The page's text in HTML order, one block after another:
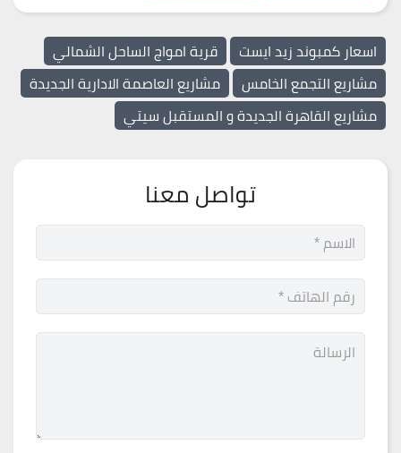
اسعار كمبوند زيد ايست
قرية امواج الساحل الشمالي
مشاريع التجمع الخامس
مشاريع العاصمة الادارية الجديدة
مشاريع القاهرة الجديدة و المستقبل سيتي
تواصل معنا